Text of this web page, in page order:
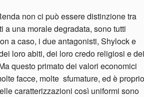
non ci può essere distinzione tra
a una morale degradata, sono tutti
a caso, i due antagonisti, Shylock e
loro abiti, dei loro credo religiosi e dei
questo primato dei valori economici
facce, molte sfumature, ed è proprio
caratterizzazioni così uniformi sono